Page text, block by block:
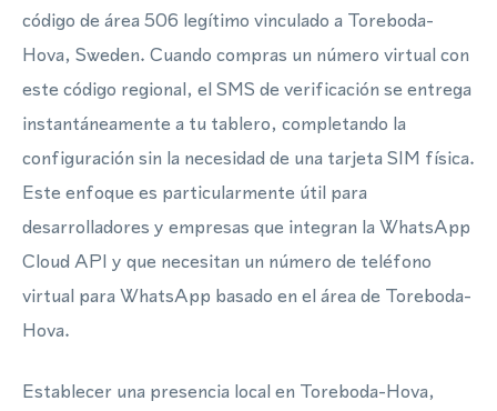
código de área 506 legítimo vinculado a Toreboda-
Hova, Sweden. Cuando compras un número virtual con
este código regional, el SMS de verificación se entrega
instantáneamente a tu tablero, completando la
configuración sin la necesidad de una tarjeta SIM física.
Este enfoque es particularmente útil para
desarrolladores y empresas que integran la WhatsApp
Cloud API y que necesitan un número de teléfono
virtual para WhatsApp basado en el área de Toreboda-
Hova.
Establecer una presencia local en Toreboda-Hova,